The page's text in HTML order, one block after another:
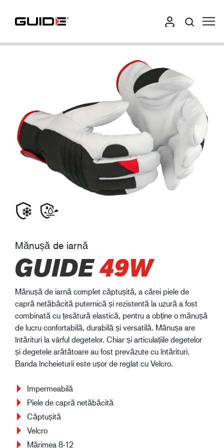
Mănușă de iarnă
GUIDE49W
Mănușă de iarnă complet căptușită, a cărei piele de
capră netăbăcită puternică și rezistentă la uzură a fost
combinată cu țesătură elastică, pentru a obține o mănușă
de lucru confortabilă, durabilă și versatilă. Mănușa are
întărituri la vârful degetelor. Chiar și articulațiile degetelor
și degetele arătătoare au fost prevăzute cu întărituri.
Banda încheieturii este ușor de reglat cu Velcro.
Impermeabilă
Piele de capră netăbăcită
Căptușită
Velcro
Mărimea 8-12